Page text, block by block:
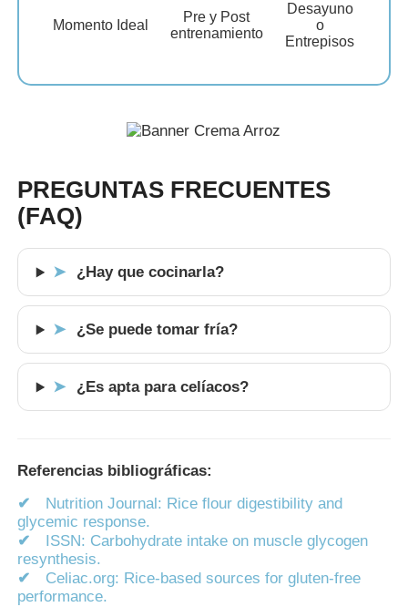
Momento Ideal
Pre y Post
entrenamiento
Desayuno
o
Entrepisos
PREGUNTAS FRECUENTES
(FAQ)
➤ ¿Hay que cocinarla?
➤ ¿Se puede tomar fría?
➤ ¿Es apta para celíacos?
Referencias bibliográficas:
✔
Nutrition Journal: Rice flour digestibility and
glycemic response.
✔
ISSN: Carbohydrate intake on muscle glycogen
resynthesis.
✔
Celiac.org: Rice-based sources for gluten-free
performance.